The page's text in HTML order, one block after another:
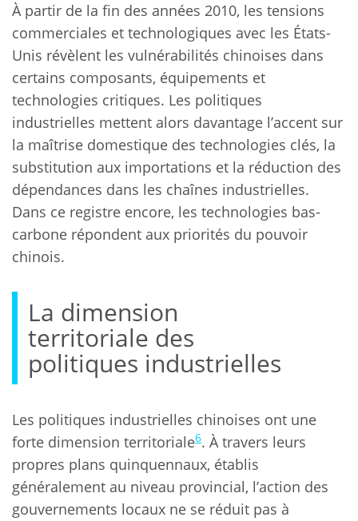
À partir de la fin des années 2010, les tensions
commerciales et technologiques avec les États-
Unis révèlent les vulnérabilités chinoises dans
certains composants, équipements et
technologies critiques. Les politiques
industrielles mettent alors davantage l’accent sur
la maîtrise domestique des technologies clés, la
substitution aux importations et la réduction des
dépendances dans les chaînes industrielles.
Dans ce registre encore, les technologies bas-
carbone répondent aux priorités du pouvoir
chinois.
La dimension
territoriale des
politiques industrielles
Les politiques industrielles chinoises ont une
forte dimension territoriale6. À travers leurs
propres plans quinquennaux, établis
généralement au niveau provincial, l’action des
gouvernements locaux ne se réduit pas à